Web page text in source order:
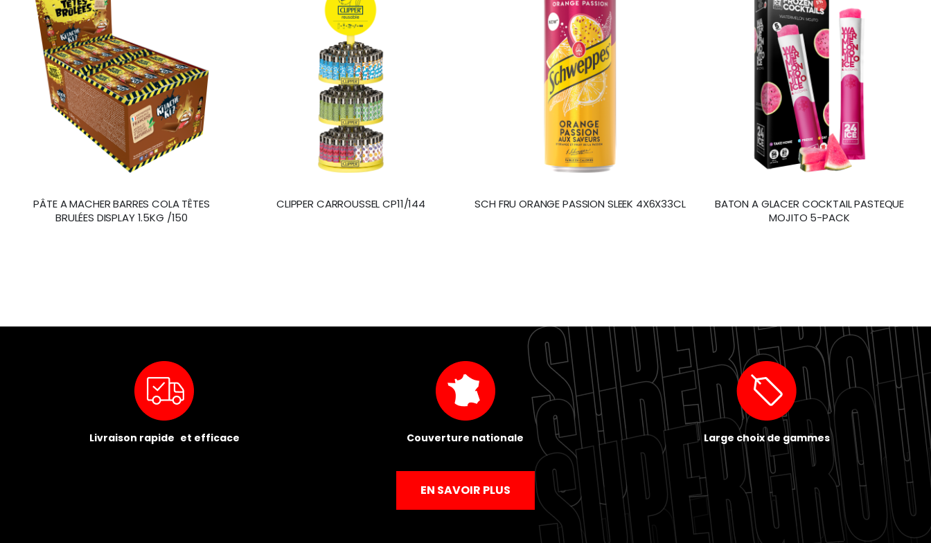
PÂTE A MACHER BARRES COLA TÊTES
BRULÉES DISPLAY 1.5KG /150
CLIPPER CARROUSSEL CP11/144 SCH FRU ORANGE PASSION SLEEK 4X6X33CL
BATON A GLACER COCKTAIL PASTEQUE
MOJITO 5-PACK
Livraison rapide et efficace Couverture nationale Large choix de gammes
EN SAVOIR PLUS